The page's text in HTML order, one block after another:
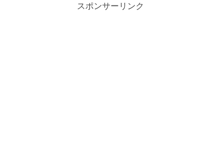
スポンサーリンク